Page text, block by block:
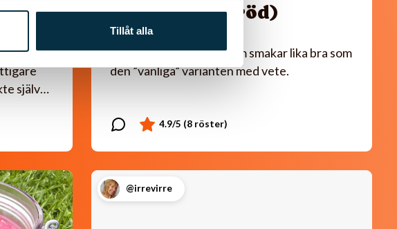
Tillåt alla
för att
själv…
(stekpannebröd)
Glutenfritt tunnbröd som smakar lika bra som
den ”vanliga” varianten med vete.
@irrevirre